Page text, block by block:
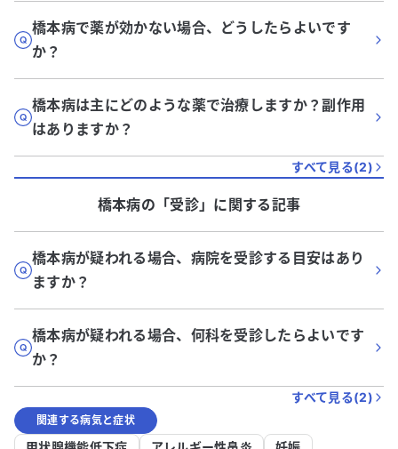
橋本病で薬が効かない場合、どうしたらよいです
か？
橋本病は主にどのような薬で治療しますか？副作用
はありますか？
すべて見る(2)
橋本病の「受診」に関する記事
橋本病が疑われる場合、病院を受診する目安はあり
ますか？
橋本病が疑われる場合、何科を受診したらよいです
か？
すべて見る(2)
関連する病気と症状